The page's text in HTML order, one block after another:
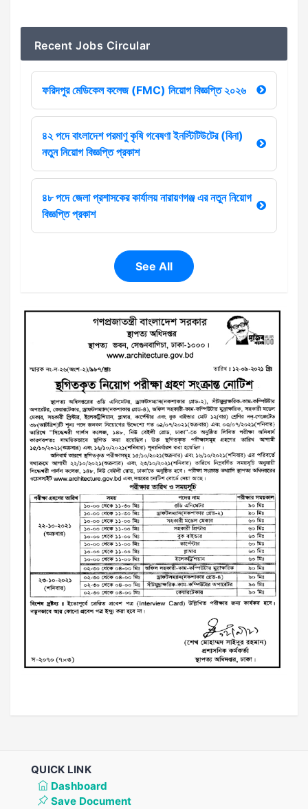
Recent Jobs Circular
ফরিদপুর মেডিকেল কলেজ (FMC) নিয়োগ বিজ্ঞপ্তি ২০২৬
৪২ পদে বাংলাদেশ পরমাণু কৃষি গবেষণা ইনস্টিটিউটের (বিনা)
নতুন নিয়োগ বিজ্ঞপ্তি প্রকাশ
৪৮ পদে জেলা প্রশাসকের কার্যালয় নারায়ণগঞ্জ এর নতুন নিয়োগ
বিজ্ঞপ্তি প্রকাশ
See All
QUICK LINK
Dashboard
Save Document